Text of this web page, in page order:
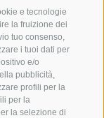
e tecnologie
la fruizione dei
tuo consenso,
i tuoi dati per
e/o
pubblicità,
profili per la
per la
la selezione di